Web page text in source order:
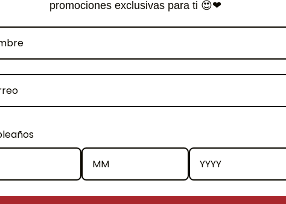
¿Qué es el café de
Se le denomina al café
una escala de 100
Association). Siendo este,
esto , el café de
elaboración con
La apreciación por la
le puede denominar «la
promociones exclusivas para ti 😍❤